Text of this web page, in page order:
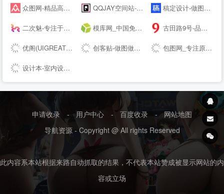
众图网-精品高清设计图库-提供商用图片素材下载 QQJAY空间站-分享QQ网名 个性签名 QQ分组 日志 QQ头像 空间素材 QQ空间 皮肤等内容 稿定设计-做图做视频必备_在线设计神器_海量版权素材模板
二次魅-专注于分享国内外高清精品二次元电脑手机图片壁纸 模库网_中国免费设计素材图片库_优质设计模板下载网站 古田路9号-品牌创意/版权保护平台
优阁(UIGREAT) - UI设计师学习交流社区 创客贴-做图做视频必备_会打字就能做设计，商用有版权 包图网_专注原创商用设计图片下载，会员免费设计素材模板独家图库
设计本-室内设计师网_室内设计联盟_装修设计公司大全
申请收录 - 用户中心 - 百度收录 -
网站地图
导航资源 - Copyright @ All rights Reserved
此内容系本站根据来路自动抓取的结果，不代表本站赞成被显示网站的内
容或立场